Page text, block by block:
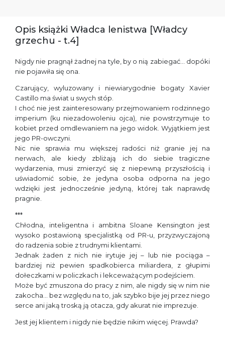
Opis książki Władca lenistwa [Władcy
grzechu - t.4]
Nigdy nie pragnął żadnej na tyle, by o nią zabiegać… dopóki
nie pojawiła się ona.
Czarujący, wyluzowany i niewiarygodnie bogaty Xavier
Castillo ma świat u swych stóp.
I choć nie jest zainteresowany przejmowaniem rodzinnego
imperium (ku niezadowoleniu ojca), nie powstrzymuje to
kobiet przed omdlewaniem na jego widok. Wyjątkiem jest
jego PR-owczyni.
Nic nie sprawia mu większej radości niż granie jej na
nerwach, ale kiedy zbliżają ich do siebie tragiczne
wydarzenia, musi zmierzyć się z niepewną przyszłością i
uświadomić sobie, że jedyna osoba odporna na jego
wdzięki jest jednocześnie jedyną, której tak naprawdę
pragnie.
***
Chłodna, inteligentna i ambitna Sloane Kensington jest
wysoko postawioną specjalistką od PR-u, przyzwyczajoną
do radzenia sobie z trudnymi klientami.
Jednak żaden z nich nie irytuje jej – lub nie pociąga –
bardziej niż pewien spadkobierca miliardera, z głupimi
dołeczkami w policzkach i lekceważącym podejściem.
Może być zmuszona do pracy z nim, ale nigdy się w nim nie
zakocha… bez względu na to, jak szybko bije jej przez niego
serce ani jaką troską ją otacza, gdy akurat nie imprezuje.
Jest jej klientem i nigdy nie będzie nikim więcej. Prawda?